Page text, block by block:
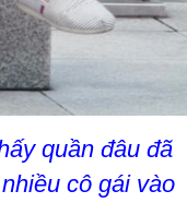
quần đâu đã
cô gái vào